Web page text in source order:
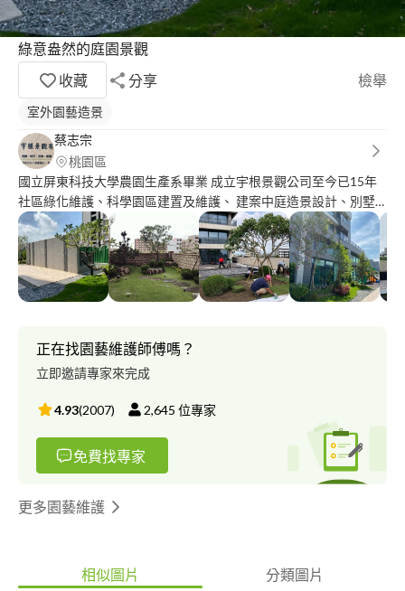
綠意盎然的庭園景觀
收藏
分享 檢舉
室外園藝造景
蔡志宗
桃園區
國立屏東科技大學農園生產系畢業 成立宇根景觀公司至今已15年
社區綠化維護、科學園區建置及維護、 建案中庭造景設計、別墅
花園規劃設計、陽台綠化工程、空中花園、各式樹種買賣
正在找園藝維護師傅嗎？
立即邀請專家來完成
4.93(2007) 2,645 位專家
免費找專家
更多園藝維護
相似圖片 分類圖片